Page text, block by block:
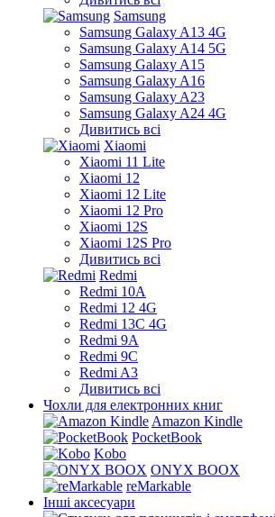
Samsung
Samsung Galaxy A13 4G
Samsung Galaxy A14 5G
Samsung Galaxy A15
Samsung Galaxy A16
Samsung Galaxy A23
Samsung Galaxy A24 4G
Дивитись всі
Xiaomi
Xiaomi 11 Lite
Xiaomi 12
Xiaomi 12 Lite
Xiaomi 12 Pro
Xiaomi 12S
Xiaomi 12S Pro
Дивитись всі
Redmi
Redmi 10A
Redmi 12 4G
Redmi 13C 4G
Redmi 9A
Redmi 9C
Redmi A3
Дивитись всі
Чохли для електронних книг
Amazon Kindle
PocketBook
Kobo
ONYX BOOX
reMarkable
Інші аксесуари